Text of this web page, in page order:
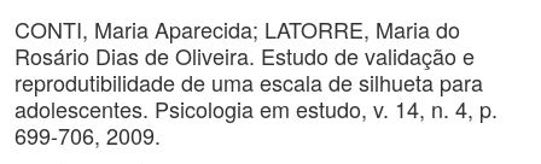
CONTI, Maria Aparecida; LATORRE, Maria do
Rosário Dias de Oliveira. Estudo de validação e
reprodutibilidade de uma escala de silhueta para
adolescentes. Psicologia em estudo, v. 14, n. 4, p.
699-706, 2009.